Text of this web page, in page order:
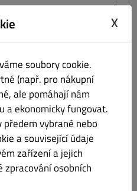
e-mailem.
dáváte najevo, že
zásadami ochrany osobních
X
soubory cookie.
(např. pro nákupní
ale pomáhají nám
a ekonomicky fungovat.
předem vybrané nebo
a související údaje
zařízení a jejich
zpracování osobních